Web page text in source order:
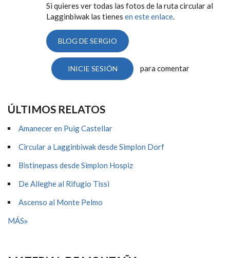
Si quieres ver todas las fotos de la ruta circular al
Lagginbiwak las tienes en este enlace.
BLOG DE SERGIO
INICIE SESIÓN para comentar
ÚLTIMOS RELATOS
Amanecer en Puig Castellar
Circular a Lagginbiwak desde Simplon Dorf
Bistinepass desde Simplon Hospiz
De Alleghe al Rifugio Tissi
Ascenso al Monte Pelmo
MÁS